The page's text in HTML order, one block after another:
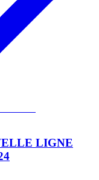
LIGNE